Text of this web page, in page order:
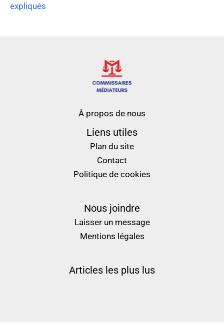
expliqués
À propos de nous
Liens utiles
Plan du site
Contact
Politique de cookies
Nous joindre
Laisser un message
Mentions légales
Articles les plus lus